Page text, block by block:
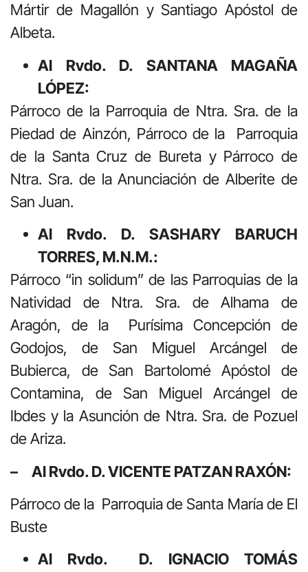
Mártir de Magallón y Santiago Apóstol de
Albeta.
Al Rvdo. D. SANTANA MAGAÑA
LÓPEZ:
Párroco de la Parroquia de Ntra. Sra. de la
Piedad de Ainzón, Párroco de la Parroquia
de la Santa Cruz de Bureta y Párroco de
Ntra. Sra. de la Anunciación de Alberite de
San Juan.
Al Rvdo. D. SASHARY BARUCH
TORRES, M.N.M.:
Párroco “in solidum” de las Parroquias de la
Natividad de Ntra. Sra. de Alhama de
Aragón, de la Purísima Concepción de
Godojos, de San Miguel Arcángel de
Bubierca, de San Bartolomé Apóstol de
Contamina, de San Miguel Arcángel de
Ibdes y la Asunción de Ntra. Sra. de Pozuel
de Ariza.
– Al Rvdo. D. VICENTE PATZAN RAXÓN:
Párroco de la Parroquia de Santa María de El
Buste
Al Rvdo. D. IGNACIO TOMÁS